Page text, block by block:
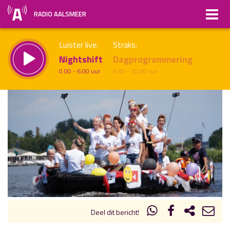
RADIO AALSMEER
Luister live:
Nightshift
0.00 - 6.00 uur
Straks:
Dagprogrammering
6.00 - 10.00 uur
Vorig uur uur 1 van x Volgend uur
Inklappen
Deel dit bericht!